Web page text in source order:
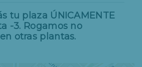
tu plaza ÚNICAMENTE
-3. Rogamos no
otras plantas.